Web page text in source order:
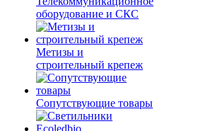
оборудование и СКС
Метизы и
строительный крепеж
Сопутствующие товары